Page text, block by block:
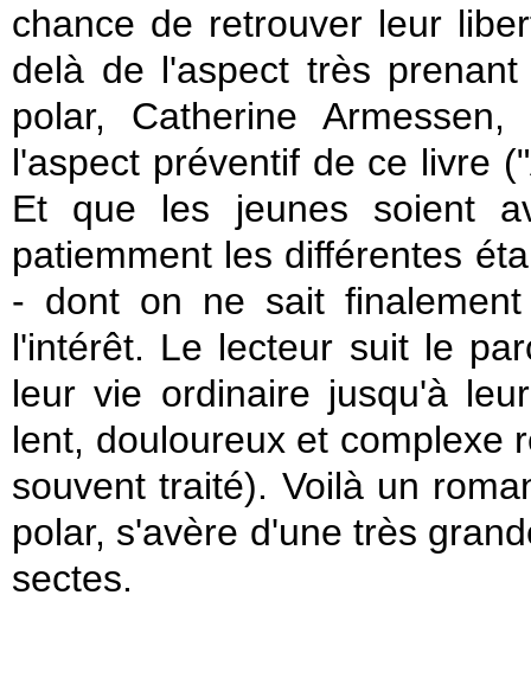
chance de retrouver leur
delà de l'aspect très
polar, Catherine
l'aspect préventif de ce livre
Et que les jeunes soient
patiemment les différentes
- dont on ne sait
l'intérêt. Le lecteur suit le
leur vie ordinaire jusqu'à
lent, douloureux et complexe
souvent traité). Voilà un
polar, s'avère d'une très
sectes.